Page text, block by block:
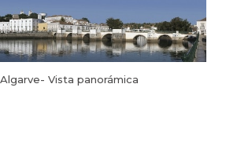
Vista panorámica